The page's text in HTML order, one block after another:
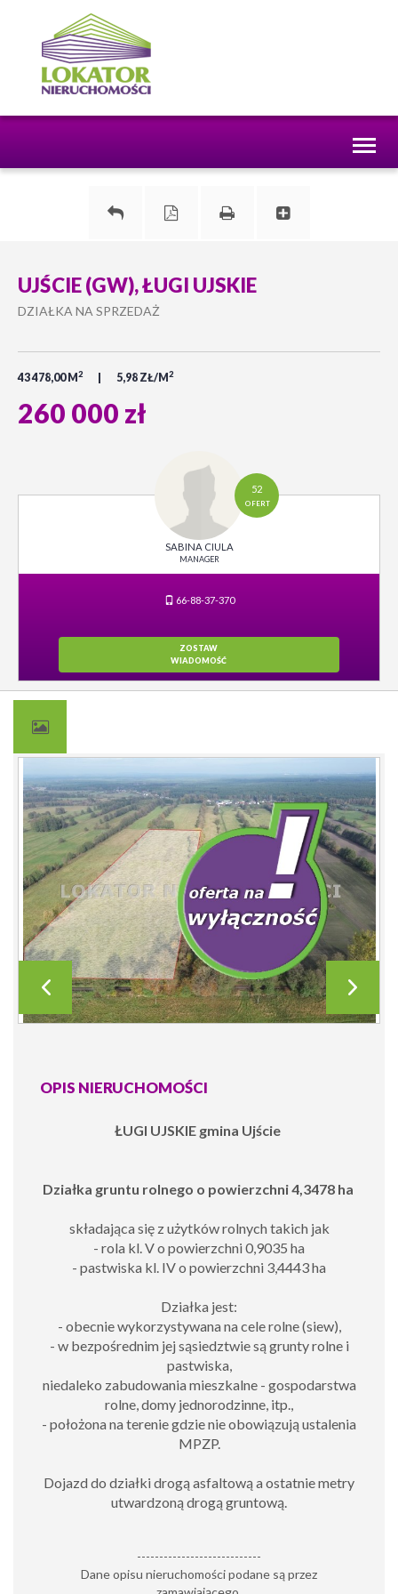
UJŚCIE (GW), ŁUGI UJSKIE
DZIAŁKA NA SPRZEDAŻ
43 478,00 M 2 5,98 ZŁ/M 2
260 000 zł
52
OFERT
SABINA CIULA
MANAGER
66-88-37-370
ZOSTAW
WIADOMOŚĆ
OPIS NIERUCHOMOŚCI
ŁUGI UJSKIE gmina Ujście
Działka gruntu rolnego o powierzchni 4,3478 ha
składająca się z użytków rolnych takich jak
- rola kl. V o powierzchni 0,9035 ha
- pastwiska kl. IV o powierzchni 3,4443 ha
Działka jest:
- obecnie wykorzystywana na cele rolne (siew),
- w bezpośrednim jej sąsiedztwie są grunty rolne i
pastwiska,
niedaleko zabudowania mieszkalne - gospodarstwa
rolne, domy jednorodzinne, itp.,
- położona na terenie gdzie nie obowiązują ustalenia
MPZP.
Dojazd do działki drogą asfaltową a ostatnie metry
utwardzoną drogą gruntową.
----------------------------
Dane opisu nieruchomości podane są przez